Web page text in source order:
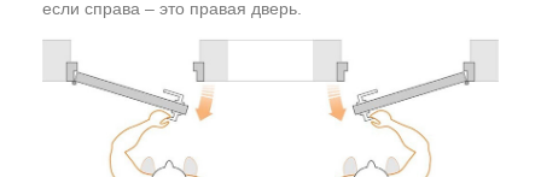
если справа – это правая дверь.